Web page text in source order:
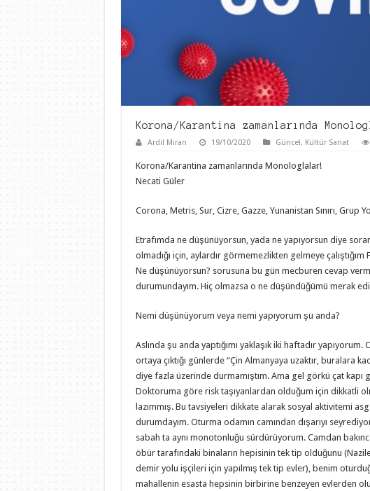
Korona/Karantina zamanlarında
Ardil Miran 19/10/2020 Güncel, Kültür Sanat
Korona/Karantina zamanlarında Monologlalar!
Necati Güler
Corona, Metris, Sur, Cizre, Gazze, Yunanistan Sınırı, Grup
Etrafımda ne düşünüyorsun, yada ne yapıyorsun diye
olmadığı için, aylardır görmemezlikten gelmeye çalıştığım
Ne düşünüyorsun? sorusuna bu gün mecburen cevap
durumundayım. Hiç olmazsa o ne düşündüğümü merak
Nemi düşünüyorum veya nemi yapıyorum şu anda?
Aslında şu anda yaptığımı yaklaşık iki haftadır yapıyorum.
ortaya çıktığı günlerde “Çin Almanyaya uzaktır, buralara
diye fazla üzerinde durmamıştım. Ama gel görkü çat kapı
Doktoruma göre risk taşıyanlardan olduğum için dikkatli
lazımmış. Bu tavsiyeleri dikkate alarak sosyal aktivitemi
durumdayım. Oturma odamın camından dışarıyı
sabah ta aynı monotonluğu sürdürüyorum. Camdan
öbür tarafındaki binaların hepisinin tek tip olduğunu
demir yolu işçileri için yapılmış tek tip evler), benim
mahallenin esasta hepsinin birbirine benzeyen evlerden